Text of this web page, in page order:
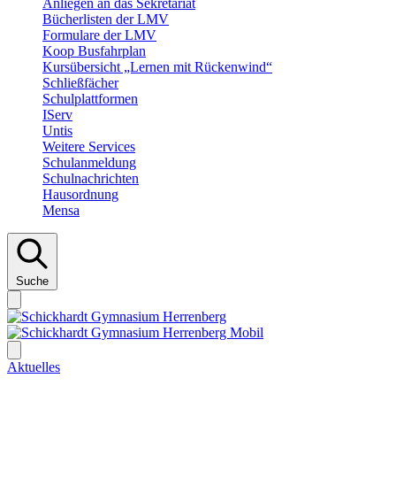
Anliegen an das Sekretariat
Bücherlisten der LMV
Formulare der LMV
Koop Busfahrplan
Kursübersicht „Lernen mit Rückenwind“
Schließfächer
Schulplattformen
IServ
Untis
Weitere Services
Schulanmeldung
Schulnachrichten
Hausordnung
Mensa
Suche
Aktuelles